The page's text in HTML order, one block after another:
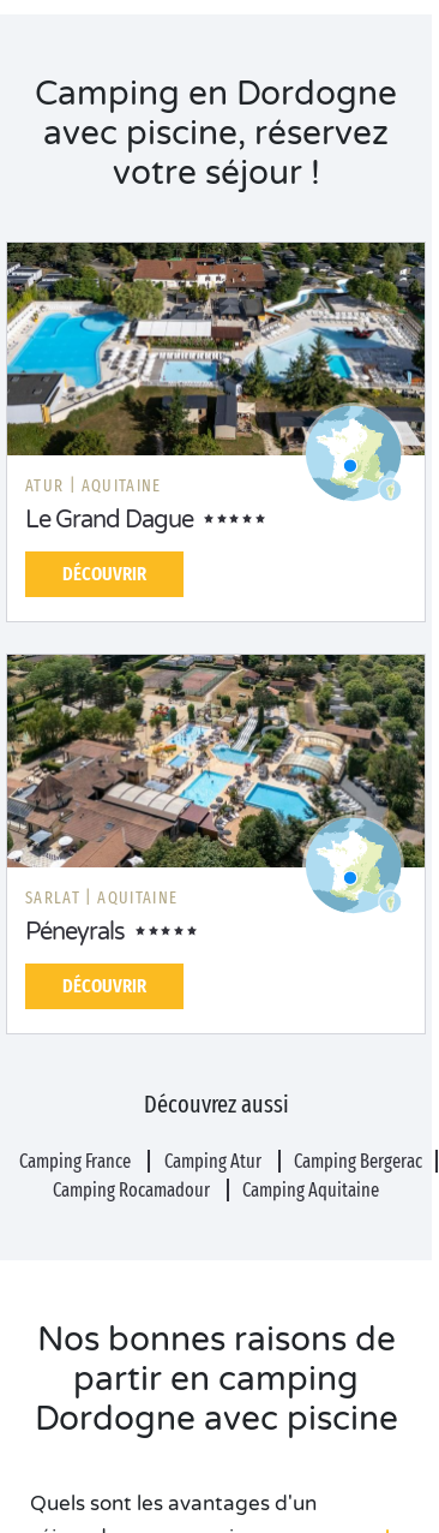
Camping en Dordogne
avec piscine, réservez
votre séjour !
ATUR | AQUITAINE
Le Grand Dague
DÉCOUVRIR
SARLAT | AQUITAINE
Péneyrals
DÉCOUVRIR
Découvrez aussi
Camping France Camping Atur
Camping Bergerac
Camping Rocamadour
Camping Aquitaine
Nos bonnes raisons de
partir en camping
Dordogne avec piscine
Quels sont les avantages d'un